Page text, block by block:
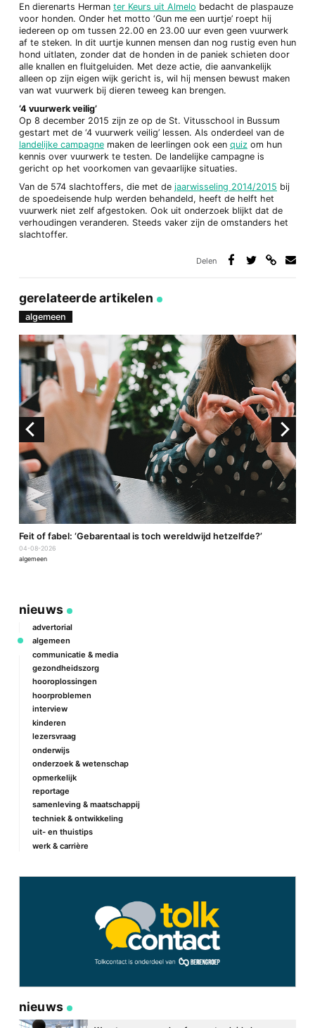
En dierenarts Herman ter Keurs uit Almelo bedacht de plaspauze
voor honden. Onder het motto ‘Gun me een uurtje’ roept hij
iedereen op om tussen 22.00 en 23.00 uur even geen vuurwerk
af te steken. In dit uurtje kunnen mensen dan nog rustig even hun
hond uitlaten, zonder dat de honden in de paniek schieten door
alle knallen en fluitgeluiden. Met deze actie, die aanvankelijk
alleen op zijn eigen wijk gericht is, wil hij mensen bewust maken
van wat vuurwerk bij dieren teweeg kan brengen.
‘4 vuurwerk veilig’
Op 8 december 2015 zijn ze op de St. Vitusschool in Bussum
gestart met de ‘4 vuurwerk veilig’ lessen. Als onderdeel van de
landelijke campagnemaken de leerlingen ook een quiz om hun
kennis over vuurwerk te testen. De landelijke campagne is
gericht op het voorkomen van gevaarlijke situaties.
Van de 574 slachtoffers, die met de jaarwisseling 2014/2015 bij
de spoedeisende hulp werden behandeld, heeft de helft het
vuurwerk niet zelf afgestoken. Ook uit onderzoek blijkt dat de
verhoudingen veranderen. Steeds vaker zijn de omstanders het
slachtoffer.
Delen
gerelateerde artikelen
algemeen
Feit of fabel: ‘Gebarentaal is toch wereldwijd hetzelfde?’
04-08-2026
algemeen
nieuws
advertorial
algemeen
communicatie & media
gezondheidszorg
hooroplossingen
hoorproblemen
interview
kinderen
lezersvraag
onderwijs
onderzoek & wetenschap
opmerkelijk
reportage
samenleving & maatschappij
techniek & ontwikkeling
uit- en thuistips
werk & carrière
nieuws